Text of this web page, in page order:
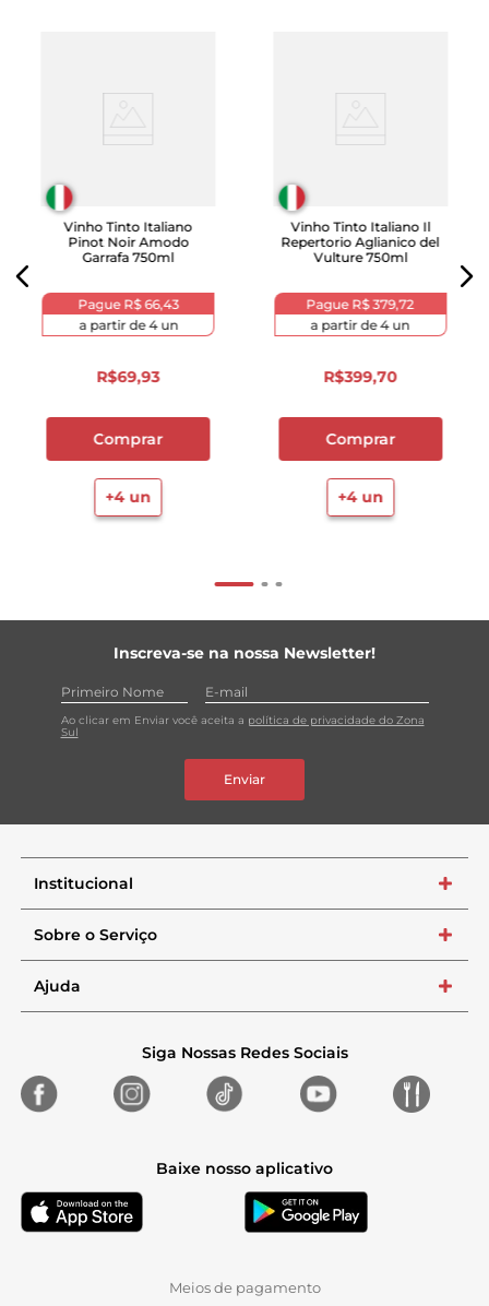
Vinho Tinto Italiano
Pinot Noir Amodo
Garrafa 750ml
Pague R$ 66,43
a partir de4un
R$69,93
Comprar
+4un
Vinho Tinto Italiano Il
Repertorio Aglianico del
Vulture 750ml
Pague R$ 379,72
a partir de4un
R$399,70
Comprar
+4un
Inscreva-se na nossa Newsletter!
Ao clicar em Enviar você aceita a política de privacidade do Zona
Sul
Enviar
Institucional +
Sobre o Serviço +
Ajuda +
Siga Nossas Redes Sociais
Baixe nosso aplicativo
Meios de pagamento